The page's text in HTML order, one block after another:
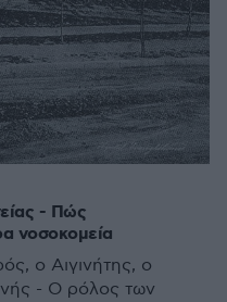
- Πώς
νοσοκομεία
ο Αιγινήτης, ο
- Ο ρόλος των